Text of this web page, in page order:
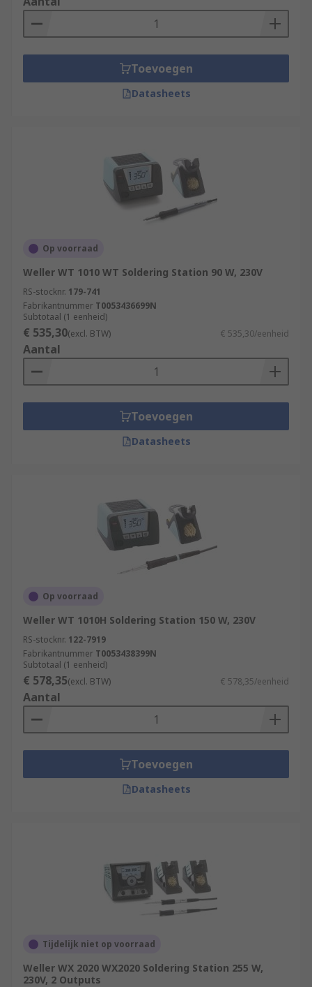
Toevoegen
Datasheets
Op voorraad
Weller WT 1010 WT Soldering Station 90 W, 230V
RS-stocknr. 179-741
Fabrikantnummer T0053436699N
Subtotaal (1 eenheid)
€ 535,30(excl. BTW) € 535,30/eenheid
Aantal
Toevoegen
Datasheets
Op voorraad
Weller WT 1010H Soldering Station 150 W, 230V
RS-stocknr. 122-7919
Fabrikantnummer T0053438399N
Subtotaal (1 eenheid)
€ 578,35(excl. BTW) € 578,35/eenheid
Aantal
Toevoegen
Datasheets
Tijdelijk niet op voorraad
Weller WX 2020 WX2020 Soldering Station 255 W,
230V, 2 Outputs